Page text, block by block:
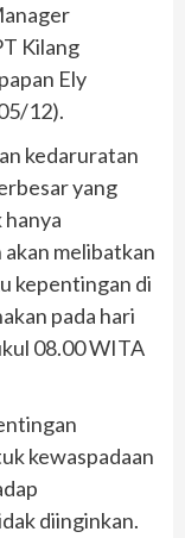
Kilang
Ely
12).
kedaruratan
yang
hanya
melibatkan
kepentingan di
pada hari
08.00 WITA
kewaspadaan
diinginkan.